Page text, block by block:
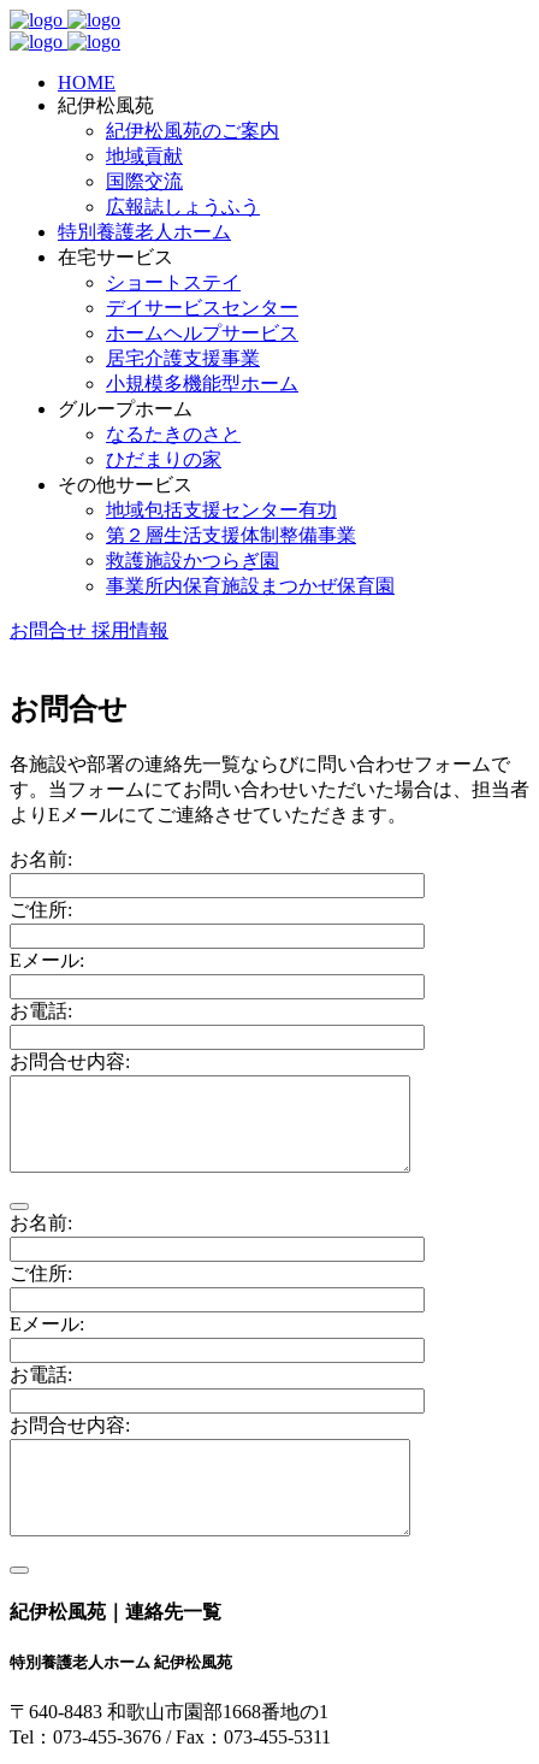
HOME
紀伊松風苑
紀伊松風苑のご案内
地域貢献
国際交流
広報誌しょうふう
特別養護老人ホーム
在宅サービス
ショートステイ
デイサービスセンター
ホームヘルプサービス
居宅介護支援事業
小規模多機能型ホーム
グループホーム
なるたきのさと
ひだまりの家
その他サービス
地域包括支援センター有功
第２層生活支援体制整備事業
救護施設かつらぎ園
事業所内保育施設まつかぜ保育園
お問合せ 採用情報
お問合せ
各施設や部署の連絡先一覧ならびに問い合わせフォームで
す。当フォームにてお問い合わせいただいた場合は、担当者
よりEメールにてご連絡させていただきます。
お名前:
ご住所:
Eメール:
お電話:
お問合せ内容:
お名前:
ご住所:
Eメール:
お電話:
お問合せ内容:
紀伊松風苑｜連絡先一覧
特別養護老人ホーム 紀伊松風苑
〒640-8483 和歌山市園部1668番地の1
Tel：073-455-3676 / Fax：073-455-5311